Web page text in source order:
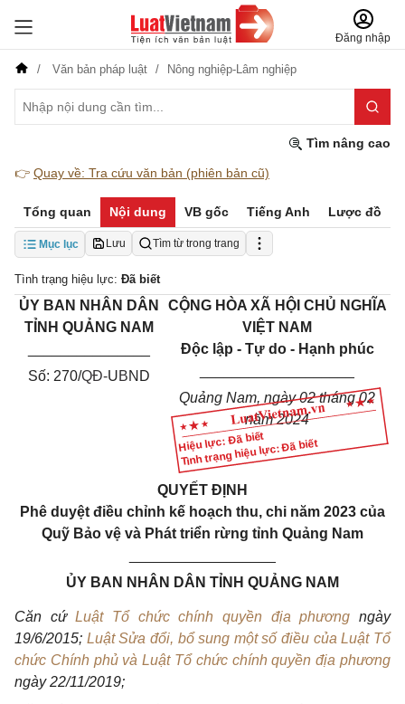
Đăng nhập
Văn bản pháp luật Nông nghiệp-Lâm nghiệp
Tìm nâng cao
👉 Quay về: Tra cứu văn bản (phiên bản cũ)
Tổng quan Nội dung VB gốc Tiếng Anh Lược đồ
Mục lục Lưu Tìm từ trong trang
Tình trạng hiệu lực: Đã biết
Hiệu lực: Đã biết
Tình trạng hiệu lực: Đã biết
ỦY BAN NHÂN DÂN
TỈNH QUẢNG NAM
Số: 270/QĐ-UBND
CỘNG HÒA XÃ HỘI CHỦ NGHĨA
VIỆT NAM
Độc lập - Tự do - Hạnh phúc
Quảng Nam, ngày 02 tháng 02
năm 2024
QUYẾT ĐỊNH
Phê duyệt điều chỉnh kế hoạch thu, chi năm 2023 của
Quỹ Bảo vệ và Phát triển rừng tỉnh Quảng Nam
ỦY BAN NHÂN DÂN TỈNH QUẢNG NAM
Căn cứLuật Tổ chức chính quyền địa phươngngày
19/6/2015; Luật Sửa đổi, bổ sung một số điều của Luật Tổ
chức Chính phủ và Luật Tổ chức chính quyền địa phương
ngày 22/11/2019;